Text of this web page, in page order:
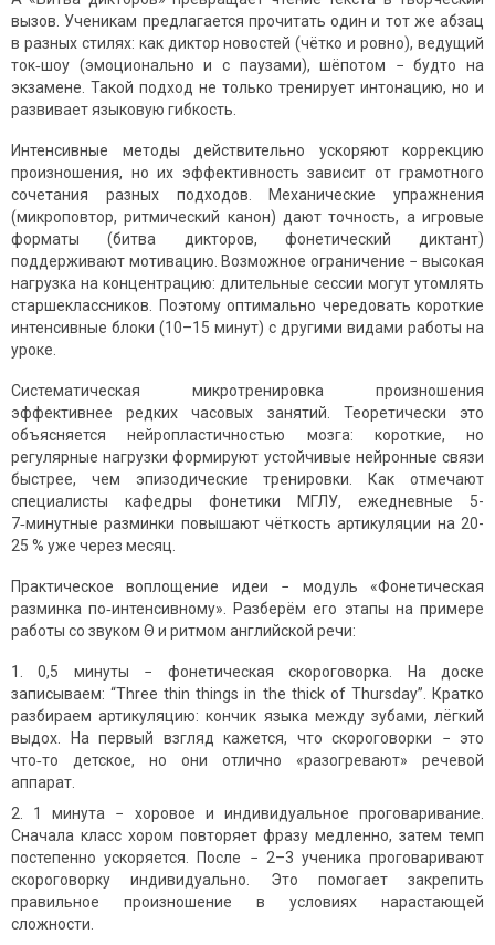
вызов. Ученикам предлагается прочитать один и тот же абзац
в разных стилях: как диктор новостей (чётко и ровно), ведущий
ток‑шоу (эмоционально и с паузами), шёпотом − будто на
экзамене. Такой подход не только тренирует интонацию, но и
развивает языковую гибкость.
Интенсивные методы действительно ускоряют коррекцию
произношения, но их эффективность зависит от грамотного
сочетания разных подходов. Механические упражнения
(микроповтор, ритмический канон) дают точность, а игровые
форматы (битва дикторов, фонетический диктант)
поддерживают мотивацию. Возможное ограничение − высокая
нагрузка на концентрацию: длительные сессии могут утомлять
старшеклассников. Поэтому оптимально чередовать короткие
интенсивные блоки (10–15 минут) с другими видами работы на
уроке.
Систематическая микротренировка произношения
эффективнее редких часовых занятий. Теоретически это
объясняется нейропластичностью мозга: короткие, но
регулярные нагрузки формируют устойчивые нейронные связи
быстрее, чем эпизодические тренировки. Как отмечают
специалисты кафедры фонетики МГЛУ, ежедневные 5-
7‑минутные разминки повышают чёткость артикуляции на 20-
25 % уже через месяц.
Практическое воплощение идеи − модуль «Фонетическая
разминка по‑интенсивному». Разберём его этапы на примере
работы со звуком Θ и ритмом английской речи:
0,5 минуты − фонетическая скороговорка. На доске
записываем: “Three thin things in the thick of Thursday”. Кратко
разбираем артикуляцию: кончик языка между зубами, лёгкий
выдох. На первый взгляд кажется, что скороговорки − это
что‑то детское, но они отлично «разогревают» речевой
аппарат.
1 минута − хоровое и индивидуальное проговаривание.
Сначала класс хором повторяет фразу медленно, затем темп
постепенно ускоряется. После − 2–3 ученика проговаривают
скороговорку индивидуально. Это помогает закрепить
правильное произношение в условиях нарастающей
сложности.